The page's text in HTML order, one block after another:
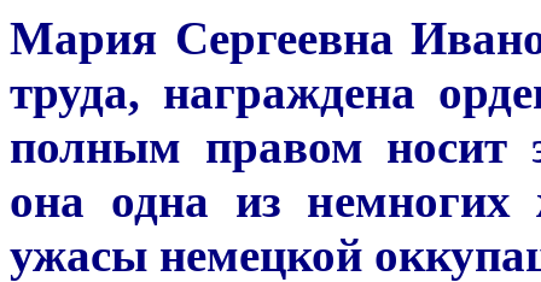
Мария Сергеевна
труда, награждена
полным правом носит
она одна из немногих
ужасы немецкой